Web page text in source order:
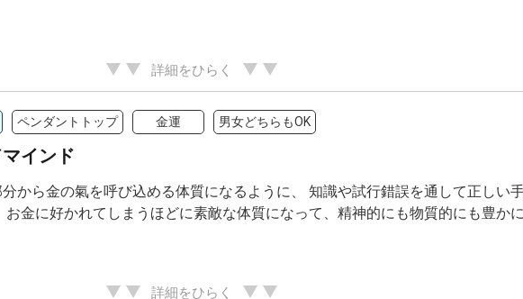
詳細をひらく
ペンダントトップ 金運 男女どちらもOK
インド
から金の氣を呼び込める体質になるように、 知識や試行錯誤を通して正しい
お金に好かれてしまうほどに素敵な体質になって、精神的にも物質的にも豊か
詳細をひらく